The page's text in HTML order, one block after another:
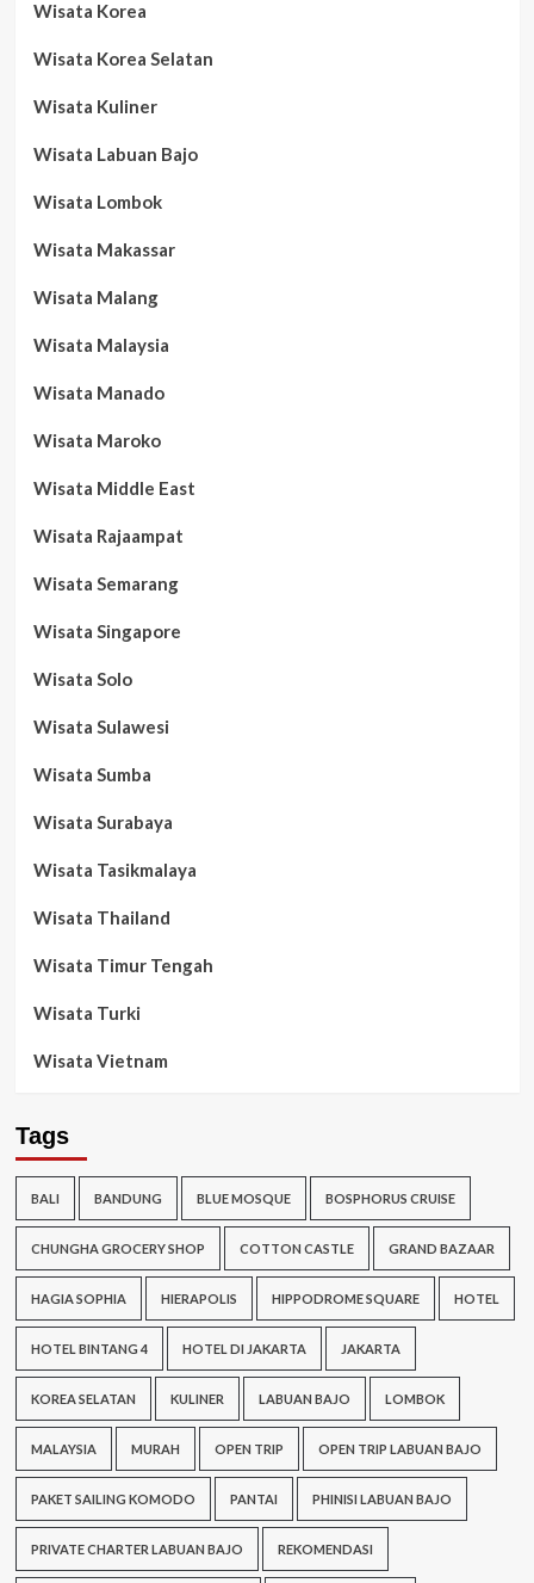
Wisata Korea
Wisata Korea Selatan
Wisata Kuliner
Wisata Labuan Bajo
Wisata Lombok
Wisata Makassar
Wisata Malang
Wisata Malaysia
Wisata Manado
Wisata Maroko
Wisata Middle East
Wisata Rajaampat
Wisata Semarang
Wisata Singapore
Wisata Solo
Wisata Sulawesi
Wisata Sumba
Wisata Surabaya
Wisata Tasikmalaya
Wisata Thailand
Wisata Timur Tengah
Wisata Turki
Wisata Vietnam
Tags
BALI BANDUNG BLUE MOSQUE BOSPHORUS CRUISE
CHUNGHA GROCERY SHOP COTTON CASTLE GRAND BAZAAR
HAGIA SOPHIA HIERAPOLIS HIPPODROME SQUARE HOTEL
HOTEL BINTANG 4 HOTEL DI JAKARTA JAKARTA
KOREA SELATAN KULINER LABUAN BAJO LOMBOK
MALAYSIA MURAH OPEN TRIP OPEN TRIP LABUAN BAJO
PAKET SAILING KOMODO PANTAI PHINISI LABUAN BAJO
PRIVATE CHARTER LABUAN BAJO REKOMENDASI